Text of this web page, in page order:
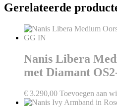
Gerelateerde
Nanis Libera
met Diamant
€ 3.290,00 Toevoegen aan